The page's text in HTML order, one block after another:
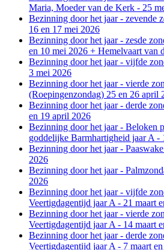
Maria, Moeder van de Kerk - 25
Bezinning door het jaar - zevende
16 en 17 mei 2026
Bezinning door het jaar - zesde
en 10 mei 2026 + Hemelvaart van
Bezinning door het jaar - vijfde
3 mei 2026
Bezinning door het jaar - vierde
(Roepingenzondag) 25 en 26 april
Bezinning door het jaar - derde
en 19 april 2026
Bezinning door het jaar - Beloken
goddelijke Barmhartigheid jaar A -
Bezinning door het jaar -
2026
Bezinning door het jaar -
2026
Bezinning door het jaar - vijfde
Veertigdagentijd jaar A - 21 maart
Bezinning door het jaar - vierde
Veertigdagentijd jaar A - 14 maart
Bezinning door het jaar - derde
Veertigdagentijd jaar A - 7 maart